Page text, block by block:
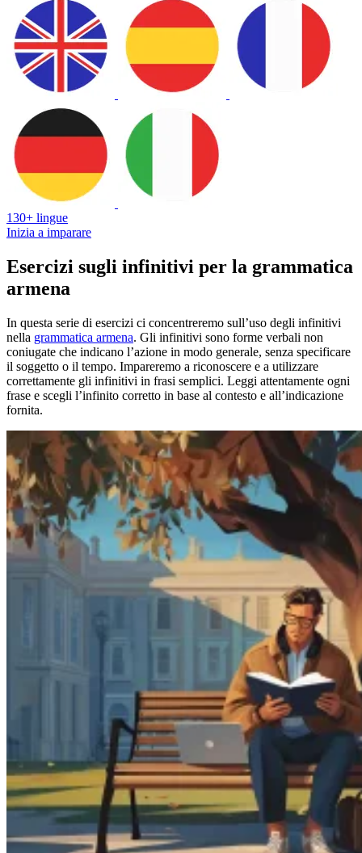
130+ lingue
Inizia a imparare
Esercizi sugli infinitivi per la grammatica
armena
In questa serie di esercizi ci concentreremo sull’uso degli infinitivi
nella grammatica armena. Gli infinitivi sono forme verbali non
coniugate che indicano l’azione in modo generale, senza specificare
il soggetto o il tempo. Impareremo a riconoscere e a utilizzare
correttamente gli infinitivi in frasi semplici. Leggi attentamente ogni
frase e scegli l’infinito corretto in base al contesto e all’indicazione
fornita.